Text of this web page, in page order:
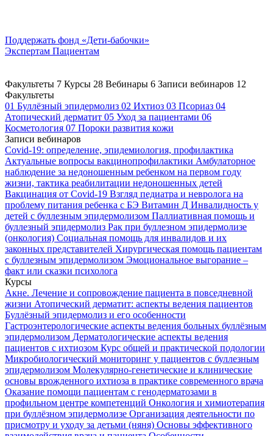
Поддержать фонд «Дети-бабочки»
Экспертам Пациентам
Факультеты 7 Курсы 28 Вебинары 6 Записи вебинаров 12
Факультеты
01 Буллёзный эпидермолиз 02 Ихтиоз 03 Псориаз 04
Атопический дерматит 05 Уход за пациентами 06
Косметология 07 Пороки развития кожи
Записи вебинаров
Covid-19: определение, эпидемиология, профилактика
Актуальные вопросы вакцинопрофилактики Амбулаторное
наблюдение за недоношенным ребенком на первом году
жизни, тактика реабилитации недоношенных детей
Вакцинация от Covid-19 Взгляд педиатра и невролога на
проблему питания ребенка с БЭ Витамин Д Инвалидность у
детей с буллезным эпидермолизом Паллиативная помощь и
буллезный эпидермолиз Рак при буллезном эпидермолизе
(онкология) Социальная помощь для инвалидов и их
законных представителей Хирургическая помощь пациентам
с буллезным эпидермолизом Эмоциональное выгорание –
факт или сказки психолога
Курсы
Акне. Лечение и сопровождение пациента в повседневной
жизни Атопический дерматит: аспекты ведения пациентов
Буллёзный эпидермолиз и его особенности
Гастроэнтерологические аспекты ведения больных буллёзным
эпидермолизом Дерматологические аспекты ведения
пациентов с ихтиозом Курс общей и практической подологии
Микробиологический мониторинг у пациентов с буллезным
эпидермолизом Молекулярно-генетические и клинические
основы врожденного ихтиоза в практике современного врача
Оказание помощи пациентам с генодерматозами в
профильном центре компетенций Онкология и химиотерапия
при буллёзном эпидермолизе Организация деятельности по
присмотру и уходу за детьми (няня) Основы эффективного